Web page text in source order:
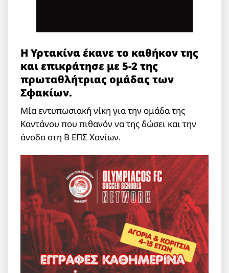
Η Υρτακίνα έκανε το καθήκον της
και επικράτησε με 5-2 της
πρωταθλήτριας ομάδας των
Σφακίων.
Μία εντυπωσιακή νίκη για την ομάδα της
Καντάνου που πιθανόν να της δώσει και την
άνοδο στη Β ΕΠΣ Χανίων.